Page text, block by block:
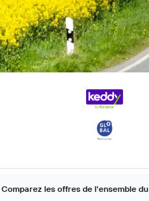
les offres de l'ensemble